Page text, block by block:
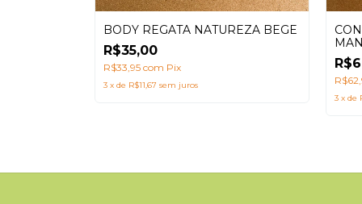
BODY REGATA NATUREZA BEGE
R$35,00
R$33,95 com Pix
3 x de R$11,67 sem juros
3 xde